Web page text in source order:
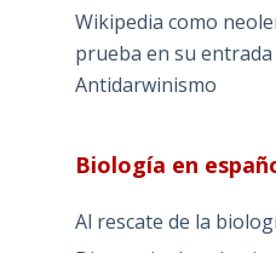
Wikipedia como
prueba en su entrada
Antidarwinismo
Biología en
Al rescate de la